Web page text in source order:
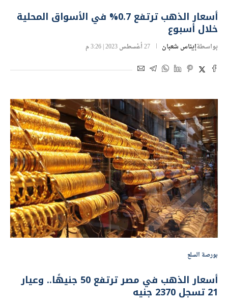
أسعار الذهب ترتفع 0.7% في الأسواق المحلية
خلال أسبوع
بواسطةإيناس شعبان 27 أغسطس 2023 | 3:26 م
بورصة السلع
أسعار الذهب في مصر ترتفع 50 جنيهًا.. وعيار
21 تسجل 2370 جنيه